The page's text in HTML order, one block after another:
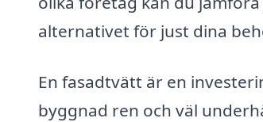
alternativet för just dina
En fasadtvätt är en
byggnad ren och väl